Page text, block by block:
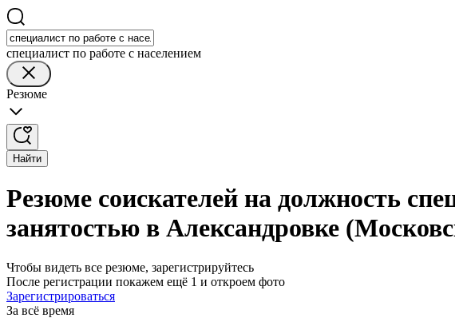
специалист по работе с населением
Резюме
Найти
Резюме соискателей на должность
занятостью в Александровке
Чтобы видеть все резюме, зарегистрируйтесь
После регистрации покажем ещё 1 и откроем фото
Зарегистрироваться
За всё время